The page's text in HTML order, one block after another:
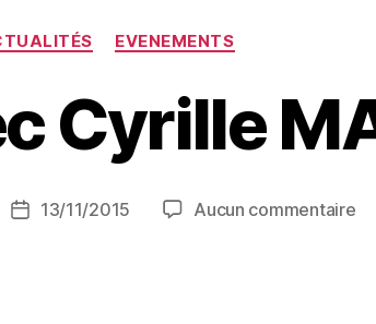
EVENEMENTS
Cyrille
13/11/2015 Aucun commentaire